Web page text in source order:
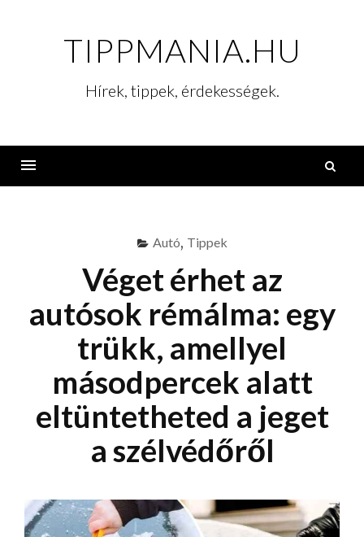
TIPPMANIA.HU
Hírek, tippek, érdekességek.
Autó, Tippek
Véget érhet az
autósok rémálma: egy
trükk, amellyel
másodpercek alatt
eltüntetheted a jeget
a szélvédőről